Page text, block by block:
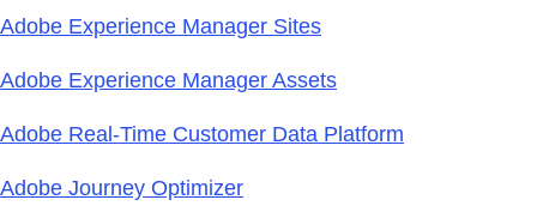
Adobe Experience Manager Sites
Adobe Experience Manager Assets
Adobe Real-Time Customer Data Platform
Adobe Journey Optimizer